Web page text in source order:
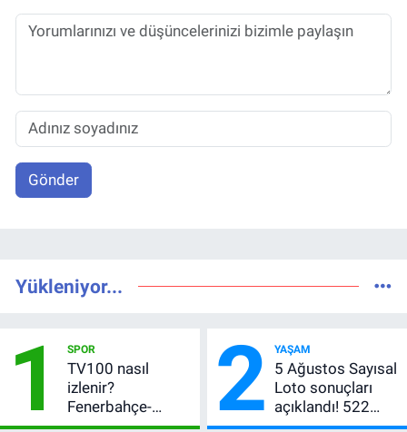
Gönder
Yükleniyor...
1 SPOR
TV100 nasıl
izlenir?
Fenerbahçe-
Sturm Graz maçı
2 YAŞAM
5 Ağustos Sayısal
Loto sonuçları
açıklandı! 522
milyon TL devretti